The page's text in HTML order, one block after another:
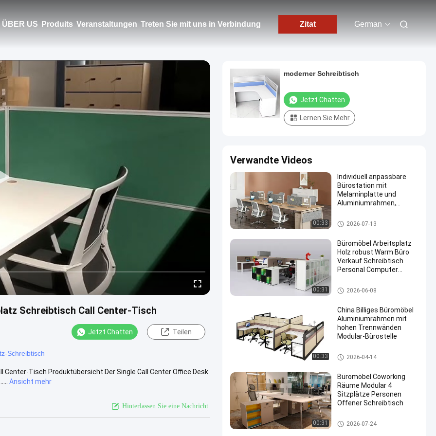
ÜBER US Produits Veranstaltungen Treten Sie mit uns in Verbindung Zitat German
Schreibtisch Call Center-Tisch
Jetzt Chatten Teilen
Schreibtisch
Tisch Produktübersicht Der Single Call Center Office Desk
Ansicht mehr
Hinterlassen Sie eine Nachricht.
moderner Schreibtisch
Jetzt Chatten
Lernen Sie Mehr
Verwandte Videos
00:33
Individuell anpassbare
Bürostation mit
Melaminplatte und
Aluminiumrahmen,
Büroarbeitsplätze
2026-07-13
00:31
Büromöbel Arbeitsplatz
Holz robust Warm Büro
Verkauf Schreibtisch
Personal Computer
Büroarbeitsplätze
2026-06-08
00:33
China Billiges Büromöbel
Aluminiumrahmen mit
hohen Trennwänden
Modular-Bürostelle
Büroarbeitsplätze
2026-04-14
00:31
Büromöbel Coworking
Räume Modular 4
Sitzplätze Personen
Offener Schreibtisch
Büroarbeitsplätze
2026-07-24